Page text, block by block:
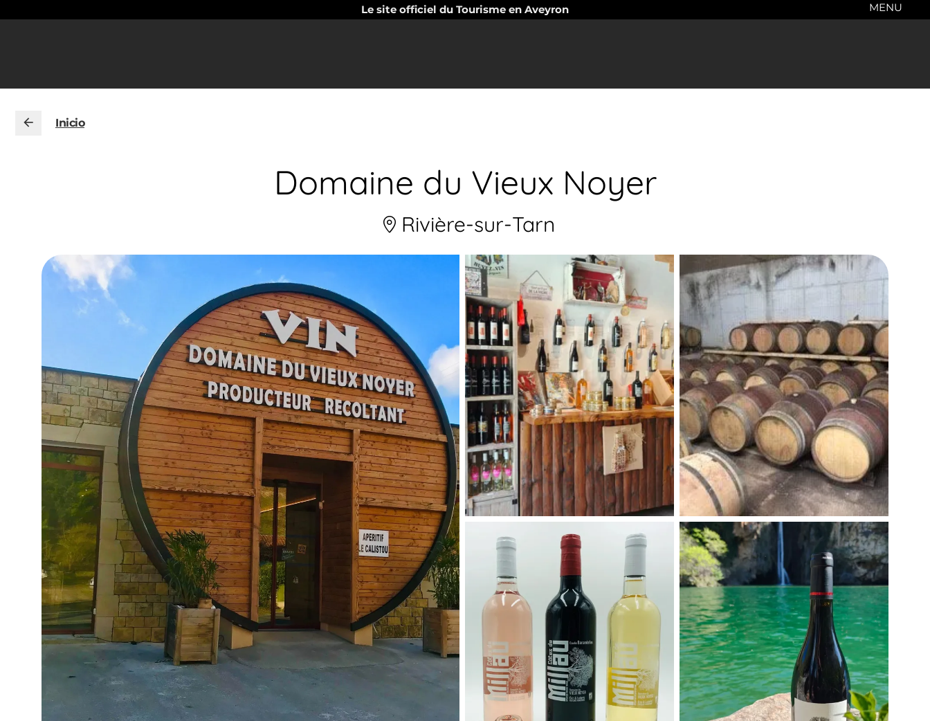
Le site officiel du Tourisme en Aveyron MENU
Inicio
Domaine du Vieux Noyer
Rivière-sur-Tarn